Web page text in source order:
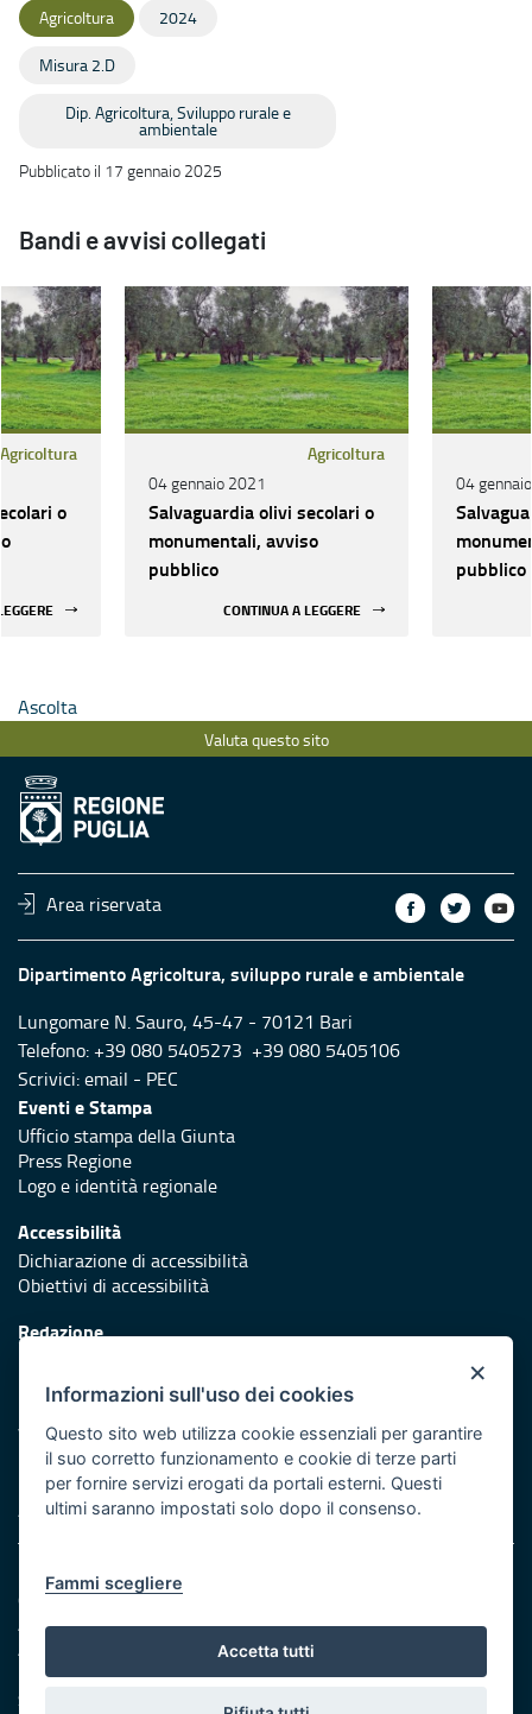
Agricoltura 2024
Misura 2.D
Dip. Agricoltura, Sviluppo rurale e
ambientale
Pubblicato il 17 gennaio 2025
Bandi e avvisi collegati
Agricoltura
o
Agricoltura
04 gennaio 2021
Salvaguardia olivi secolari o
monumentali, avviso
pubblico
CONTINUA A LEGGERE
04
pubblico
Ascolta
Valuta questo sito
Area riservata
Dipartimento Agricoltura, sviluppo rurale e ambientale
Lungomare N. Sauro, 45-47 - 70121 Bari
Telefono: +39 080 5405273 +39 080 5405106
Scrivici:email - PEC
Eventi e Stampa
Ufficio stampa della Giunta
Press Regione
Logo e identità regionale
Accessibilità
Dichiarazione di accessibilità
Obiettivi di accessibilità
Redazione
Protezione civile
Vai al sito di Protezione Civile Puglia
Iniziativa finanziata con risorse del POR Puglia 2014/2020 -
Asse XI
Note legali
Cookie e privacy
Amministrazione trasparente
Atti di notifica
Feed RSS
Servizi Intranet
×
Informazioni sull'uso dei cookies
Questo sito web utilizza cookie essenziali per garantire
il suo corretto funzionamento e cookie di terze parti
per fornire servizi erogati da portali esterni. Questi
ultimi saranno impostati solo dopo il consenso.
Fammi scegliere
Accetta tutti